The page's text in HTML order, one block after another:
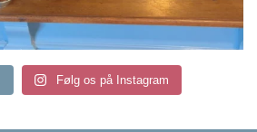
Følg os på Instagram